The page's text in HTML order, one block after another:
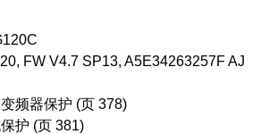
FW V4.7 SP13, A5E34263257F AJ
频器保护 (页 378)
护 (页 381)